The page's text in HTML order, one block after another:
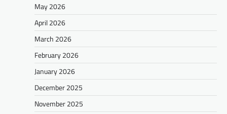
May 2026
April 2026
March 2026
February 2026
January 2026
December 2025
November 2025